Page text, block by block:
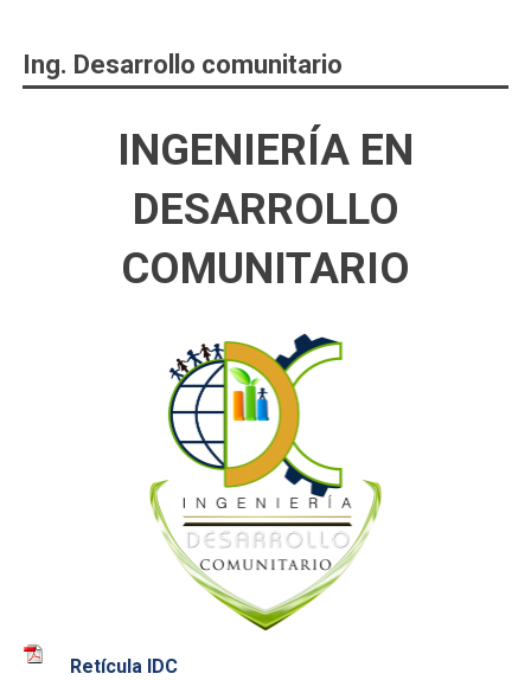
Ing. Desarrollo comunitario
INGENIERÍA EN
DESARROLLO
COMUNITARIO
Retícula IDC